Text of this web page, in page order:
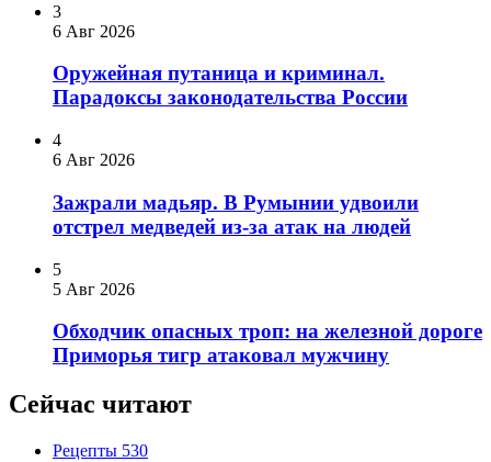
3
6 Авг 2026
Оружейная путаница и криминал.
Парадоксы законодательства России
4
6 Авг 2026
Зажрали мадьяр. В Румынии удвоили
отстрел медведей из-за атак на людей
5
5 Авг 2026
Обходчик опасных троп: на железной дороге
Приморья тигр атаковал мужчину
Сейчас читают
Рецепты 530